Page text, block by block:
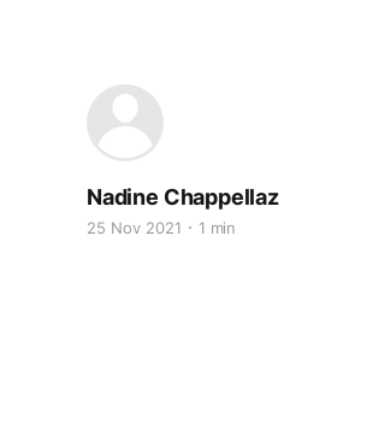
Nadine Chappellaz
25 Nov 2021 1 min